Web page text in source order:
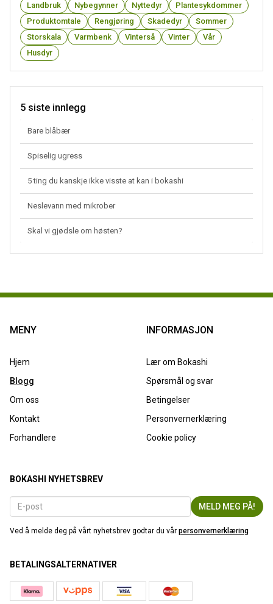
Landbruk
Nybegynner Nyttedyr
Plantesykdommer
Produktomtale
Rengjøring Skadedyr
Sommer
Storskala
Varmbenk Vinterså Vinter
Vår
Husdyr
5 siste innlegg
Bare blåbær
Spiselig ugress
5 ting du kanskje ikke visste at kan i bokashi
Neslevann med mikrober
Skal vi gjødsle om høsten?
MENY
Hjem
Blogg
Om oss
Kontakt
Forhandlere
INFORMASJON
Lær om Bokashi
Spørsmål og svar
Betingelser
Personvernerklæring
Cookie policy
BOKASHI NYHETSBREV
Ved å melde deg på vårt nyhetsbrev godtar du vår personvernerklæring
BETALINGSALTERNATIVER